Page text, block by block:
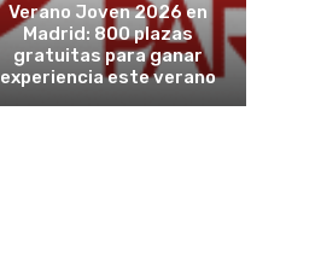
Verano Joven 2026 en
Madrid: 800 plazas
gratuitas para ganar
experiencia este verano